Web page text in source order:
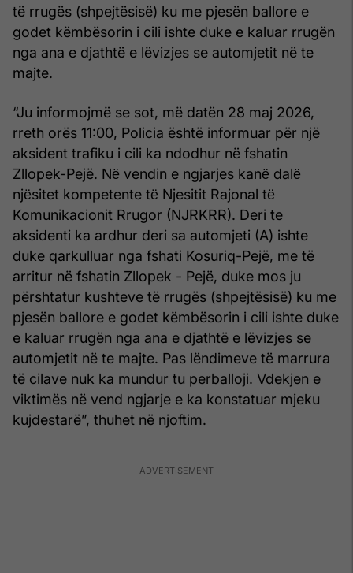
të rrugës (shpejtësisë) ku me pjesën ballore e
godet këmbësorin i cili ishte duke e kaluar rrugën
nga ana e djathtë e lëvizjes se automjetit në te
majte.
“Ju informojmë se sot, më datën 28 maj 2026,
rreth orës 11:00, Policia është informuar për një
aksident trafiku i cili ka ndodhur në fshatin
Zllopek-Pejë. Nё vendin e ngjarjes kanё dalё
njёsitet kompetente tё Njesitit Rajonal tё
Komunikacionit Rrugor (NJRKRR). Deri te
aksidenti ka ardhur deri sa automjeti (A) ishte
duke qarkulluar nga fshati Kosuriq-Pejë, me të
arritur në fshatin Zllopek - Pejë, duke mos ju
përshtatur kushteve të rrugës (shpejtësisë) ku me
pjesën ballore e godet këmbësorin i cili ishte duke
e kaluar rrugën nga ana e djathtë e lëvizjes se
automjetit në te majte. Pas lëndimeve të marrura
të cilave nuk ka mundur tu perballoji. Vdekjen e
viktimës në vend ngjarje e ka konstatuar mjeku
kujdestarë”, thuhet në njoftim.